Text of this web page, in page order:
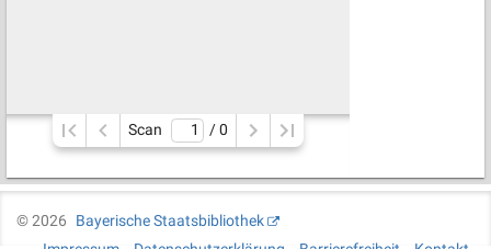
Scan / 0
©2026
Bayerische Staatsbibliothek